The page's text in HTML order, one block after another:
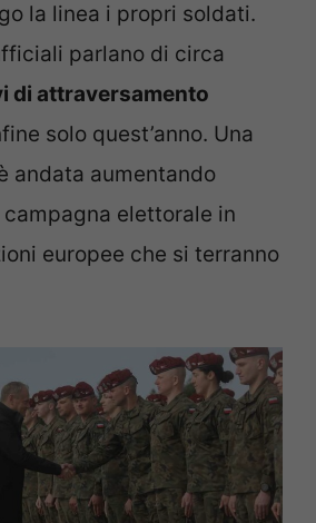
la linea i propri soldati.
parlano di circa
di attraversamento
solo quest’anno. Una
andata aumentando
campagna elettorale in
europee che si terranno